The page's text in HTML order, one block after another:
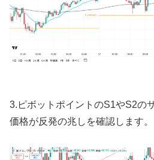
3. ピボットポイントのS1やS2の
価格が反発の兆しを確認します。